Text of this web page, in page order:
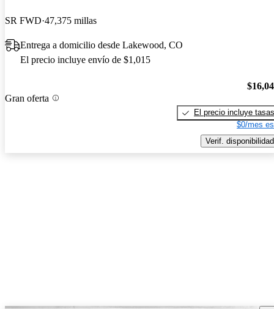
SR FWD 47,375 millas
Entrega a domicilio desde Lakewood, CO
El precio incluye envío de $1,015
Gran oferta
El precio incluye tasas
$0/mes
Verif. disponibilidad